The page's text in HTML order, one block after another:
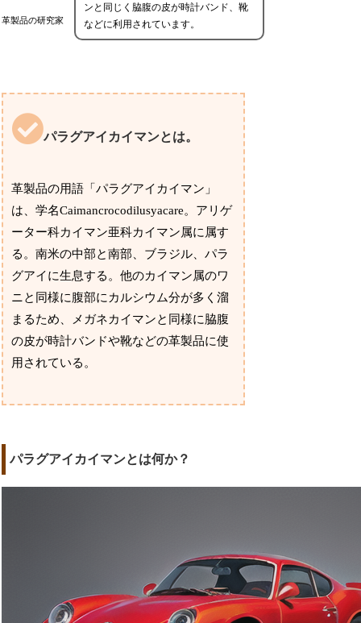
革製品の研究家
ンと同じく脇腹の皮が時計バンド、靴
などに利用されています。
パラグアイカイマンとは。
革製品の用語「パラグアイカイマン」
は、学名Caimancrocodilusyacare。アリゲ
ーター科カイマン亜科カイマン属に属す
る。南米の中部と南部、ブラジル、パラ
グアイに生息する。他のカイマン属のワ
ニと同様に腹部にカルシウム分が多く溜
まるため、メガネカイマンと同様に脇腹
の皮が時計バンドや靴などの革製品に使
用されている。
パラグアイカイマンとは何か？